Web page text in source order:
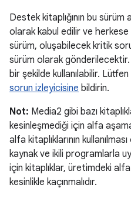
Destek kitaplığının bu
olarak kabul edilir ve herkese
sürüm, oluşabilecek kritik
sürüm olarak
bir şekilde kullanılabilir.
sorun izleyicisine bildirin.
Not: Media2 gibi bazı
kesinleşmediği için alfa
alfa kitaplıklarının
kaynak ve ikili programlarla
için kitaplıklar, üretimdeki alfa
kesinlikle kaçınmalıdır.